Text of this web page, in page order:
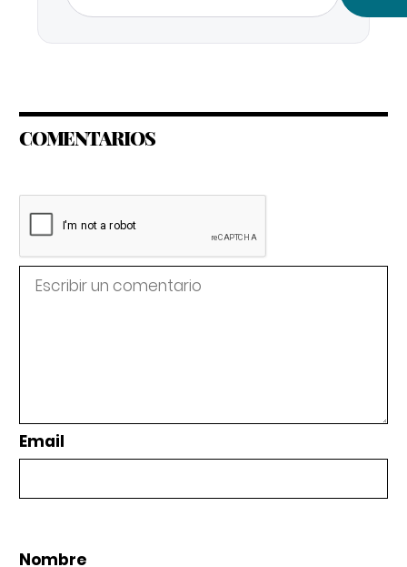
COMENTARIOS
Email
Nombre